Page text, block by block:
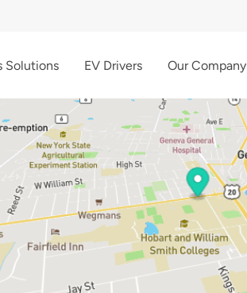
Solutions EV Drivers Our Company